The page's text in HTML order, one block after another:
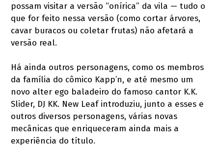
possam visitar a versão “onírica” da vila — tudo o
que for feito nessa versão (como cortar árvores,
cavar buracos ou coletar frutas) não afetará a
versão real.
Há ainda outros personagens, como os membros
da família do cômico Kapp’n, e até mesmo um
novo alter ego baladeiro do famoso cantor K.K.
Slider, DJ KK. New Leaf introduziu, junto a esses e
outros diversos personagens, várias novas
mecânicas que enriqueceram ainda mais a
experiência do título.